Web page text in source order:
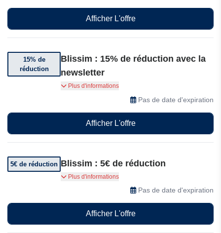
Afficher L'offre
15% de
réduction
Blissim : 15% de réduction avec la
newsletter
Abonnez-vous et bénéficiez de 15% de
réduction sur tout le site
Plus d'informations
Pas de date d'expiration
Afficher L'offre
5€ de réduction Blissim : 5€ de réduction
Parrainez un ami et recevez 5€ de réduction sur
Plus d'informations
Pas de date d'expiration
Afficher L'offre